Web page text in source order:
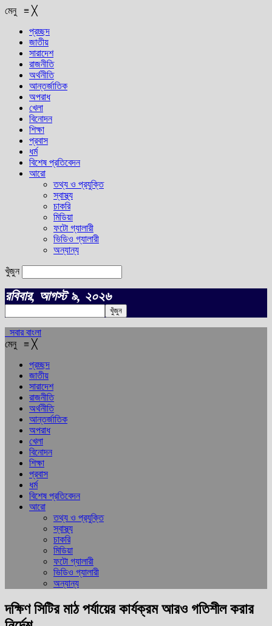
মেনু ≡ ╳
প্রচ্ছদ
জাতীয়
সারাদেশ
রাজনীতি
অর্থনীতি
আন্তর্জাতিক
অপরাধ
খেলা
বিনোদন
শিক্ষা
প্রবাস
ধর্ম
বিশেষ প্রতিবেদন
আরো
তথ্য ও প্রযুক্তি
স্বাস্থ্য
চাকরি
মিডিয়া
ফটো গ্যালারী
ভিডিও গ্যালারী
অন্যান্য
খুঁজুন
রবিবার, আগস্ট ৯, ২০২৬
সবার বাংলা
মেনু ≡ ╳
প্রচ্ছদ
জাতীয়
সারাদেশ
রাজনীতি
অর্থনীতি
আন্তর্জাতিক
অপরাধ
খেলা
বিনোদন
শিক্ষা
প্রবাস
ধর্ম
বিশেষ প্রতিবেদন
আরো
তথ্য ও প্রযুক্তি
স্বাস্থ্য
চাকরি
মিডিয়া
ফটো গ্যালারী
ভিডিও গ্যালারী
অন্যান্য
দক্ষিণ সিটির মাঠ পর্যায়ের কার্যক্রম আরও গতিশীল করার